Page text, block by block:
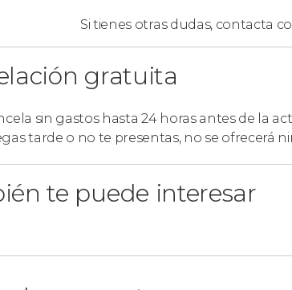
Si tienes otras dudas, contacta
gratuita
sin gastos hasta 24 horas antes de la
tarde o no te presentas, no se ofrecerá
te puede interesar